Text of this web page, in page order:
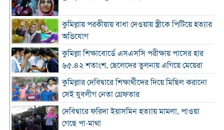
কুমিল্লায় পরকীয়ায় বাধা দেওয়ায় স্ত্রীকে পিটিয়ে হত্যার
অভিযোগ
কুমিল্লা শিক্ষাবোর্ডে এসএসসি পরীক্ষায় পাসের হার
৬৫.৪২ শতাংশ, ছেলেদের তুলনায় এগিয়ে মেয়েরা
কুমিল্লার দেবিদ্বারে শিক্ষার্থীদের দিয়ে মিছিল করানো
সেই যুবলীগ নেতা গ্রেফতার
দেবিদ্বারে ফরিদা ইয়াসমিন হত্যায় মামলা, পাওয়া
গেছে পা-মাথা